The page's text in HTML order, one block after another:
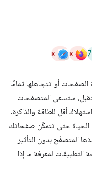
x
x
أو تتجاهلها تمامًا
ستسعى المتصفحات
أقل للطاقة والذاكرة.
حتى تتمكّن صفحاتك
المتصفّح بدون التأثير
لمعرفة ما إذا